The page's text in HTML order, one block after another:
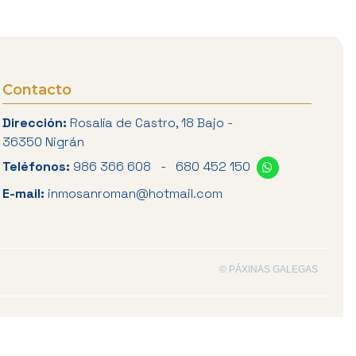
Contacto
Dirección: Rosalía de Castro, 18 Bajo -
36350 Nigrán
Teléfonos: 986 366 608 -
680 452 150
E-mail: inmosanroman@hotmail.com
© PÁXINAS GALEGAS